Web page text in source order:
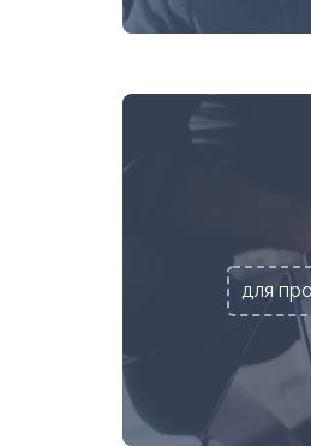
для